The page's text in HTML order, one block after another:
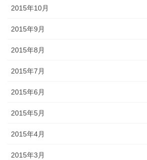
2015年10月
2015年9月
2015年8月
2015年7月
2015年6月
2015年5月
2015年4月
2015年3月